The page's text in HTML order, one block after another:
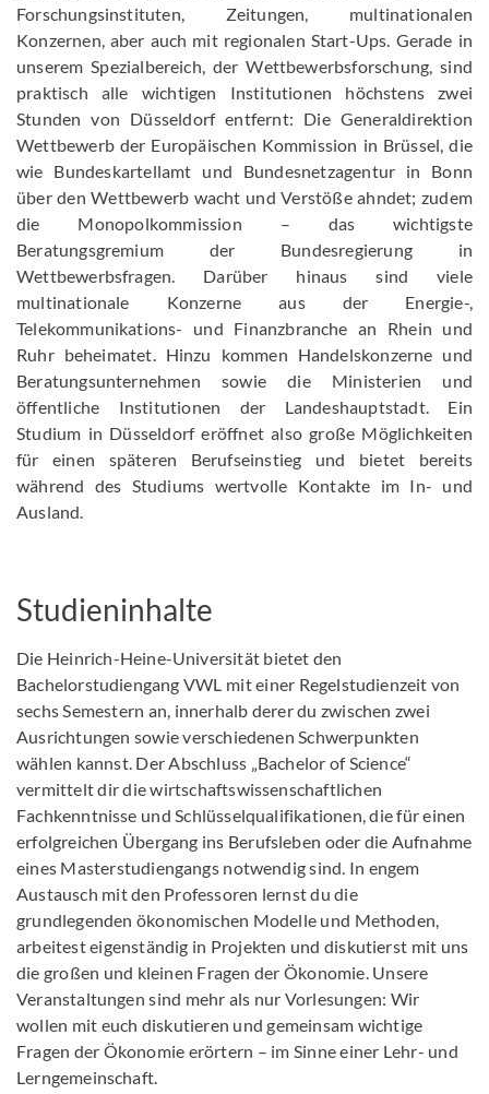
Forschungsinstituten, Zeitungen, multinationalen
Konzernen, aber auch mit regionalen Start-Ups. Gerade in
unserem Spezialbereich, der Wettbewerbsforschung, sind
praktisch alle wichtigen Institutionen höchstens zwei
Stunden von Düsseldorf entfernt: Die Generaldirektion
Wettbewerb der Europäischen Kommission in Brüssel, die
wie Bundeskartellamt und Bundesnetzagentur in Bonn
über den Wettbewerb wacht und Verstöße ahndet; zudem
die Monopolkommission – das wichtigste
Beratungsgremium der Bundesregierung in
Wettbewerbsfragen. Darüber hinaus sind viele
multinationale Konzerne aus der Energie-,
Telekommunikations- und Finanzbranche an Rhein und
Ruhr beheimatet. Hinzu kommen Handelskonzerne und
Beratungsunternehmen sowie die Ministerien und
öffentliche Institutionen der Landeshauptstadt. Ein
Studium in Düsseldorf eröffnet also große Möglichkeiten
für einen späteren Berufseinstieg und bietet bereits
während des Studiums wertvolle Kontakte im In- und
Ausland.
Studieninhalte
Die Heinrich-Heine-Universität bietet den
Bachelorstudiengang VWL mit einer Regelstudienzeit von
sechs Semestern an, innerhalb derer du zwischen zwei
Ausrichtungen sowie verschiedenen Schwerpunkten
wählen kannst. Der Abschluss „Bachelor of Science“
vermittelt dir die wirtschaftswissenschaftlichen
Fachkenntnisse und Schlüsselqualifikationen, die für einen
erfolgreichen Übergang ins Berufsleben oder die Aufnahme
eines Masterstudiengangs notwendig sind. In engem
Austausch mit den Professoren lernst du die
grundlegenden ökonomischen Modelle und Methoden,
arbeitest eigenständig in Projekten und diskutierst mit uns
die großen und kleinen Fragen der Ökonomie. Unsere
Veranstaltungen sind mehr als nur Vorlesungen: Wir
wollen mit euch diskutieren und gemeinsam wichtige
Fragen der Ökonomie erörtern – im Sinne einer Lehr- und
Lerngemeinschaft.